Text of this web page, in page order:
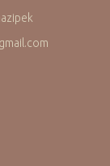
gmail.com